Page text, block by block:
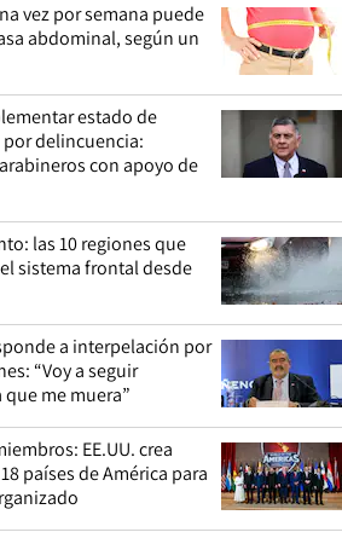
vez por semana puede
abdominal, según un
estado de
delincuencia:
con apoyo de
las 10 regiones que
sistema frontal desde
a interpelación por
“Voy a seguir
me muera”
EE.UU. crea
países de América para